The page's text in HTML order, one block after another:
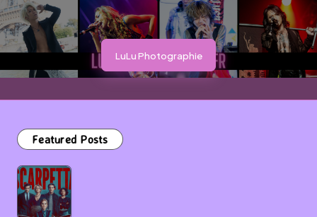
LuLu Photographie
Featured Posts